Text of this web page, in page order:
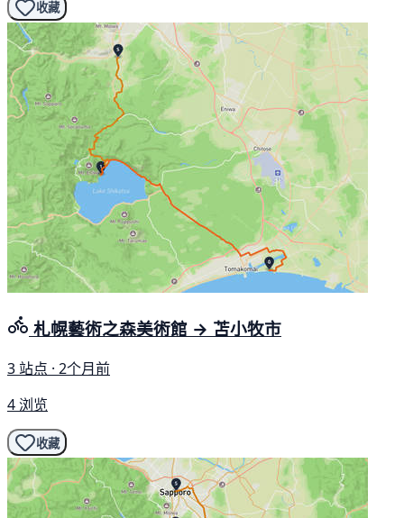
收藏
札幌藝術之森美術館 → 苫小牧市
3 站点 · 2个月前
4 浏览
收藏